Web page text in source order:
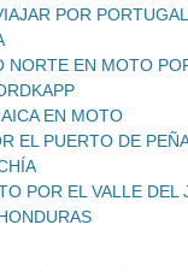
POR
NORTE EN MOTO
EN MOTO
EL PUERTO DE
POR EL VALLE DEL